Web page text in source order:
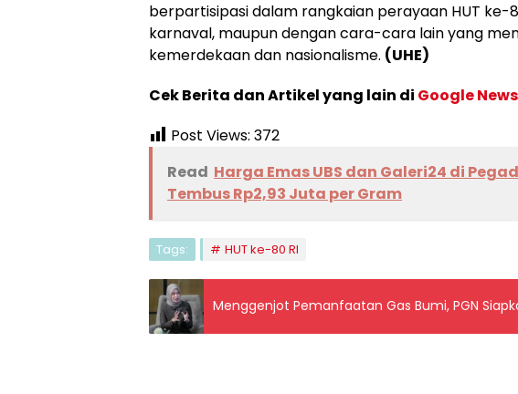
berpartisipasi dalam rangkaian perayaan HUT ke-
karnaval, maupun dengan cara-cara lain yang
kemerdekaan dan nasionalisme. (UHE)
Cek Berita dan Artikel yang lain di Google News
Post Views: 372
Read Harga Emas UBS dan Galeri24 di
Tembus Rp2,93 Juta per Gram
Tags: HUT ke-80 RI
Menggenjot Pemanfaatan Gas Bumi, PGN